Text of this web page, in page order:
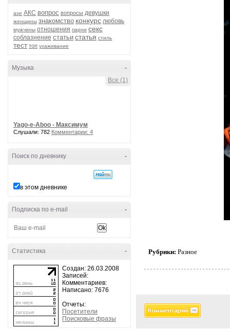
axe АКС вопрос вопросы девушки
женщины знакомство конкурс любовь
мужчины отношения парни секс
соблазнение статьи статья стиль
тест топ ухаживание
-
Музыка
Все (1)
Yago-e-Aboo - Максимум
Слушали: 782 Комментарии: 4
-
Поиск по дневнику
в этом дневнике
-
Подписка по e-mail
-
Статистика
Создан: 26.03.2008
Записей:
Комментариев:
Написано: 7676
Отчеты:
Посетители
Поисковые фразы
Рубрики: Разное